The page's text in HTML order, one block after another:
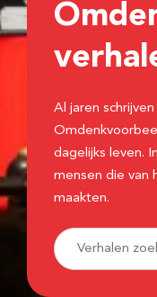
Al jaren
dagelijks leven.
mensen die van
maakten.